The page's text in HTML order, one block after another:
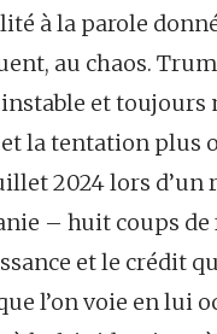
à la parole
au chaos.
et toujours
la tentation plus
2024 lors
– huit coups de
et le crédit
l’on voie en lui